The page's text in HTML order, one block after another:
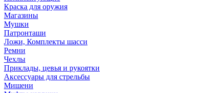
Краска для оружия
Магазины
Мушки
Патронташи
Ложи, Комплекты шасси
Ремни
Чехлы
Приклады, цевья и рукоятки
Аксессуары для стрельбы
Мишени